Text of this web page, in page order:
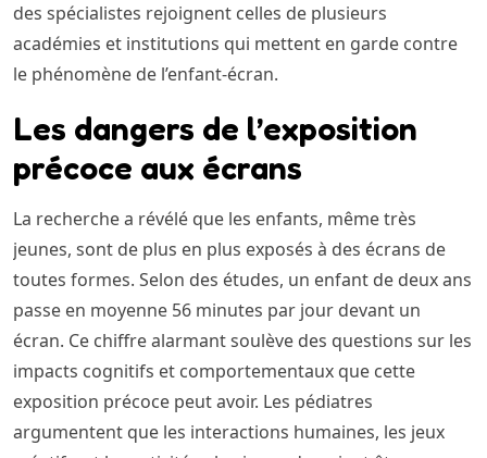
des spécialistes rejoignent celles de plusieurs
académies et institutions qui mettent en garde contre
le phénomène de l’enfant-écran.
Les dangers de l’exposition
précoce aux écrans
La recherche a révélé que les enfants, même très
jeunes, sont de plus en plus exposés à des écrans de
toutes formes. Selon des études, un enfant de deux ans
passe en moyenne 56 minutes par jour devant un
écran. Ce chiffre alarmant soulève des questions sur les
impacts cognitifs et comportementaux que cette
exposition précoce peut avoir. Les pédiatres
argumentent que les interactions humaines, les jeux